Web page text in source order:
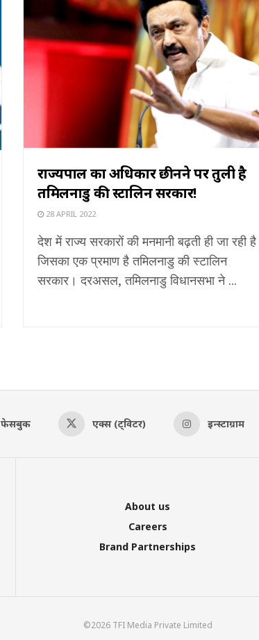
राज्यपाल का अधिकार छीनने पर तुली है
तमिलनाडु की स्टालिन सरकार!
28 APRIL 2022
देश में राज्य सरकारों की मनमानी बढ़ती ही जा रही है
जिसका एक प्रमाण है तमिलनाडु की स्टालिन
सरकार। दरअसल, तमिलनाडु विधानसभा ने ...
फेसबुक एक्स (ट्विटर) इन्स्टाग्राम
About us
Careers
Brand Partnerships
©2026 TFI Media Private Limited